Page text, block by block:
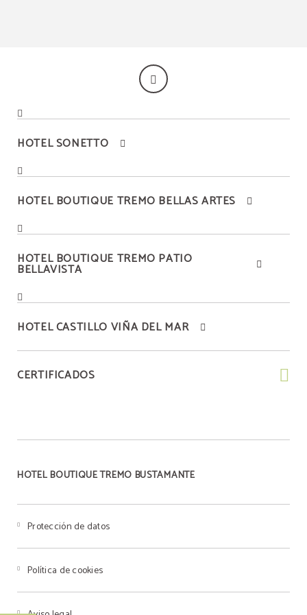
HOTEL SONETTO
HOTEL BOUTIQUE TREMO BELLAS ARTES
HOTEL BOUTIQUE TREMO PATIO
BELLAVISTA
HOTEL CASTILLO VIÑA DEL MAR
CERTIFICADOS
HOTEL BOUTIQUE TREMO BUSTAMANTE
Protección de datos
Política de cookies